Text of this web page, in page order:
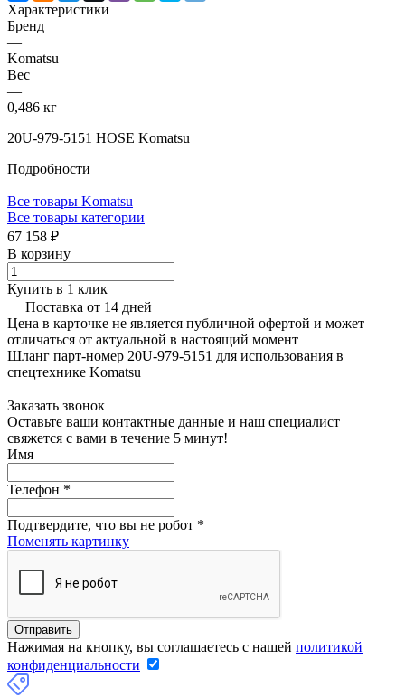
Характеристики
Бренд
—
Komatsu
Вес
—
0,486 кг
20U-979-5151 HOSE Komatsu
Подробности
Все товары Komatsu
Все товары категории
67 158 ₽
В корзину
Купить в 1 клик
Поставка от 14 дней
Цена в карточке не является публичной офертой и может
отличаться от актуальной в настоящий момент
Шланг парт-номер 20U-979-5151 для использования в
спецтехнике Komatsu
Заказать звонок
Оставьте ваши контактные данные и наш специалист
свяжется с вами в течение 5 минут!
Имя
Телефон *
Подтвердите, что вы не робот *
Поменять картинку
Нажимая на кнопку, вы соглашаетесь с нашей политикой
конфиденциальности